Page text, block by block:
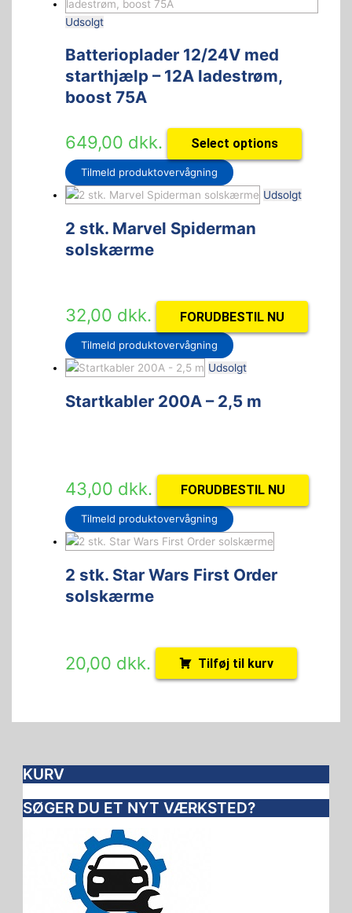
Udsolgt
Batterioplader 12/24V med
starthjælp – 12A ladestrøm,
boost 75A
649,00 dkk. Select options
Tilmeld produktovervågning
Udsolgt
2 stk. Marvel Spiderman
solskærme
32,00 dkk. FORUDBESTIL NU
Tilmeld produktovervågning
Udsolgt
Startkabler 200A – 2,5 m
43,00 dkk. FORUDBESTIL NU
Tilmeld produktovervågning
2 stk. Star Wars First Order
solskærme
20,00 dkk. Tilføj til kurv
KURV
SØGER DU ET NYT VÆRKSTED?